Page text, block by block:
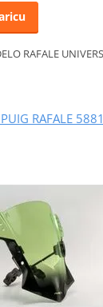
RAFALE
RAFALE